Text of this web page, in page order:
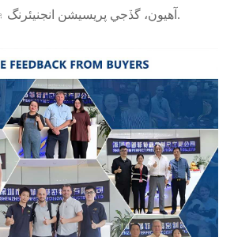
آهيون، گڏجي پريسيشن انجنيئرنگ ۾ نئين قدر پيدا ڪندي.